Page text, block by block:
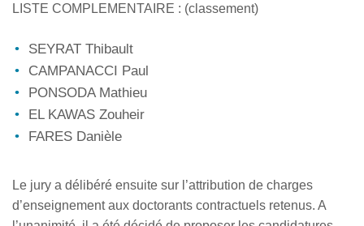
LISTE COMPLEMENTAIRE : (classement)
SEYRAT Thibault
CAMPANACCI Paul
PONSODA Mathieu
EL KAWAS Zouheir
FARES Danièle
Le jury a délibéré ensuite sur l’attribution de charges
d’enseignement aux doctorants contractuels retenus. A